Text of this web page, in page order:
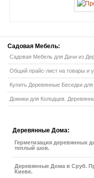
Садовая Мебель:
Садовая Мебель для Дачи из
Общий прайс-лист на товары и
Купить Деревянные Беседки для
Домики для Колодцев.
Деревянные Дома:
Герметизация деревянных
теплый шов.
Деревянные Дома в Сруб.
Киеве.